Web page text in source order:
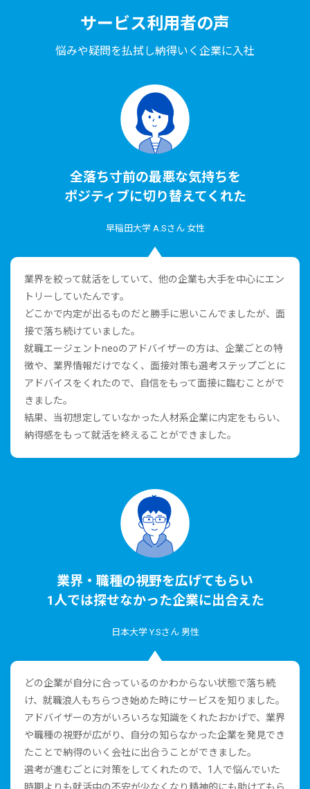
サービス利⽤者の声
悩みや疑問を払拭し納得いく企業に⼊社
全落ち⼨前の最悪な気持ちを
ポジティブに切り替えてくれた
早稲⽥⼤学 A.Sさん ⼥性
業界を絞って就活をしていて、他の企業も⼤⼿を中⼼にエン
トリーしていたんです。
どこかで内定が出るものだと勝⼿に思いこんでましたが、⾯
接で落ち続けていました。
就職エージェントneoのアドバイザーの⽅は、企業ごとの特
徴や、業界情報だけでなく、⾯接対策も選考ステップごとに
アドバイスをくれたので、⾃信をもって⾯接に臨むことがで
きました。
結果、当初想定していなかった⼈材系企業に内定をもらい、
納得感をもって就活を終えることができました。
業界・職種の視野を広げてもらい
1⼈では探せなかった企業に出合えた
⽇本⼤学 Y.Sさん 男性
どの企業が⾃分に合っているのかわからない状態で落ち続
け、就職浪⼈もちらつき始めた時にサービスを知りました。
アドバイザーの⽅がいろいろな知識をくれたおかげで、業界
や職種の視野が広がり、⾃分の知らなかった企業を発⾒でき
たことで納得のいく会社に出合うことができました。
選考が進むごとに対策をしてくれたので、1⼈で悩んでいた